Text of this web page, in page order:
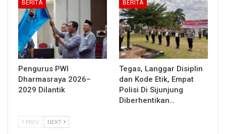
BERITA
Pengurus PWI
Dharmasraya 2026–
2029 Dilantik
BERITA
Tegas, Langgar Disiplin
dan Kode Etik, Empat
Polisi Di Sijunjung
Diberhentikan…
PREV NEXT